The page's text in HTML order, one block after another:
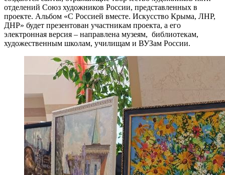
отделений Союз художников России, представленных в
проекте. Альбом «С Россией вместе. Искусство Крыма, ЛНР,
ДНР» будет презентован участникам проекта, а его
электронная версия – направлена музеям, библиотекам,
художественным школам, училищам и ВУЗам России.